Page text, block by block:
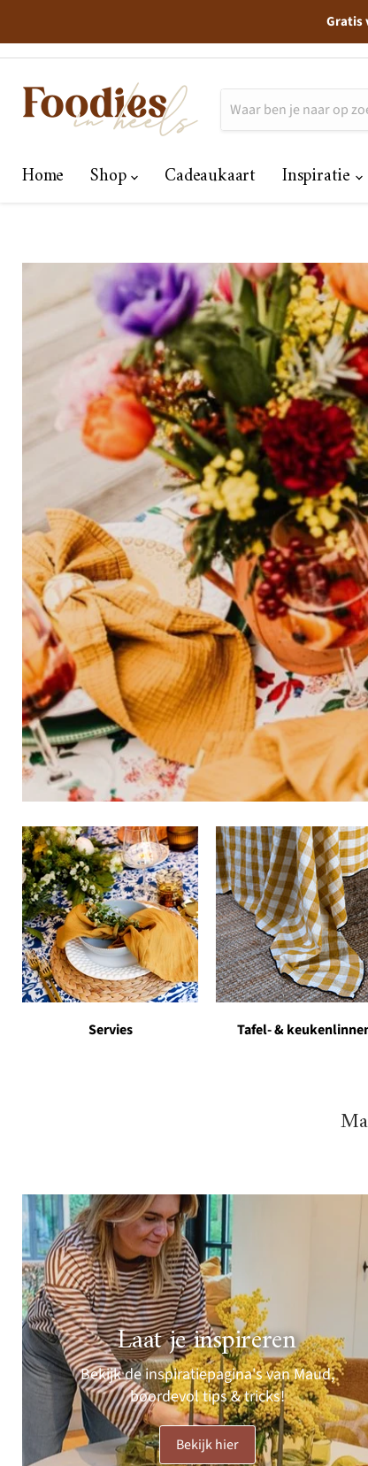
Gratis
Home Shop Cadeaukaart Inspiratie
Servies Tafel- &
Laat je inspireren
Bekijk de inspiratiepagina's van Maud,
boordevol tips & tricks!
Bekijk hier